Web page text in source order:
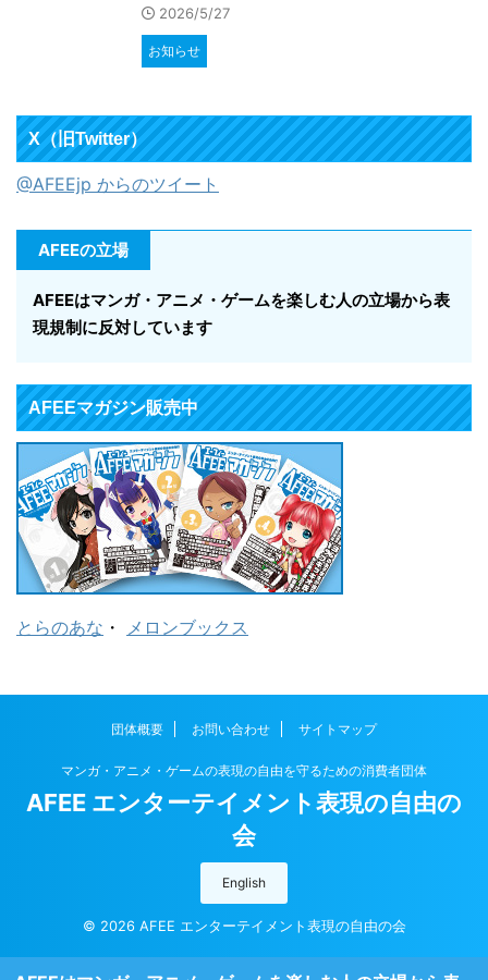
2026/5/27
お知らせ
X（旧Twitter）
@AFEEjp からのツイート
AFEEの立場
AFEEはマンガ・アニメ・ゲームを楽しむ人の立場から表
現規制に反対しています
AFEEマガジン販売中
とらのあな ・ メロンブックス
団体概要 お問い合わせ サイトマップ
マンガ・アニメ・ゲームの表現の自由を守るための消費者団体
AFEE エンターテイメント表現の自由の
会
English
© 2026 AFEE エンターテイメント表現の自由の会